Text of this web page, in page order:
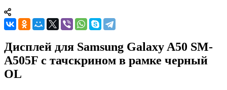
Дисплей для Samsung Galaxy A50 SM-
A505F с тачскрином в рамке черный
OL